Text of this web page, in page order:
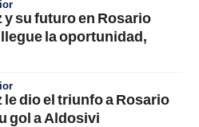
su futuro en Rosario
la oportunidad,
dio el triunfo a Rosario
gol a Aldosivi